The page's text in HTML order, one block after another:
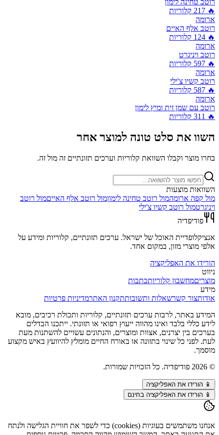
רוטב טחינה לימון
🔥
217 קלוריות
ארומה
רוטב אלף האיים
🔥
124 קלוריות
ארומה
רוטב ויניגרט
🔥
597 קלוריות
ארומה
רוטב קשיו צ'ילי
🔥
587 קלוריות
ארומה
רוטב עם שמן זית ומיץ לימון
🔥
311 קלוריות
השוו את סלט טונה למוצר אחר
בחרו מוצר וקבלו השוואת קלוריות וערכים תזונתיים זה מול זה.
השוואות מוצעות
מול קפה ארומהמול רוטב טחינה לימוןמול רוטב אלף האייםמול רוטב
ויניגרטמול רוטב קשיו צ'ילי
פודיפדיה
אנציקלופדיית האוכל של ישראל. ערכים תזונתיים, קלוריות ומידע על
אלפי מוצרי מזון, במקום אחד.
הורידו את האפליקציה
ניווט
מוצריםמחשבון קלוריותכתבות
מידע
אודותצור קשרשאלות ותשובותתקנון האתרמדיניות פרטיות
המידע באתר, לרבות ערכים תזונתיים, קלוריות ותכולת רכיבים, מובא
לידע כללי בלבד ואינו מהווה ייעוץ רפואי או תזונתי. ייתכנו הבדלים
בערכים בין יצרנים, אצוות ומוצרים, והנתונים עשויים להשתנות מעת
לעת. לפני כל שינוי בתזונה או באורח החיים מומלץ להיוועץ באיש מקצוע
מוסמך.
©
2026 פודיפדיה. כל הזכויות שמורות.
📱 הורידו את האפליקציה
📱 הורידו את האפליקציה בחינם
אנחנו משתמשים בעוגיות (cookies) כדי לשפר את חוויית הגלישה ולנתח